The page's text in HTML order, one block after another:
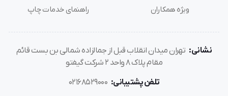
ویژه همکاران
راهنمای خدمات چاپ
نشانی: تهران میدان انقلاب قبل از جمالزاده شمالی بن بست قائم
مقام پلاک 8 واحد 2 شرکت گیفتو
تلفن پشتیبانی: 02168529000